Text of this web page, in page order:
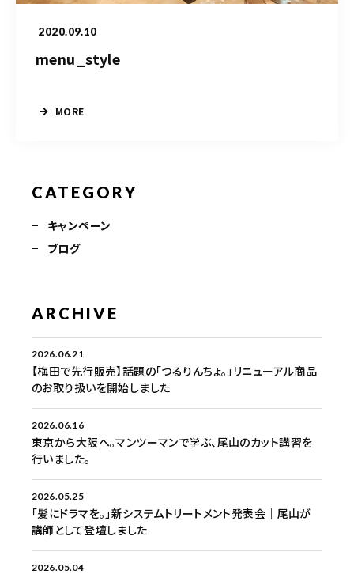
2020.09.10
menu_style
MORE
CATEGORY
キャンペーン
ブログ
ARCHIVE
2026.06.21
【梅田で先行販売】話題の「つるりんちょ。」リニューアル商品
のお取り扱いを開始しました
2026.06.16
東京から大阪へ。マンツーマンで学ぶ、尾山のカット講習を
行いました。
2026.05.25
「髪にドラマを。」新システムトリートメント発表会｜尾山が
講師として登壇しました
2026.05.04